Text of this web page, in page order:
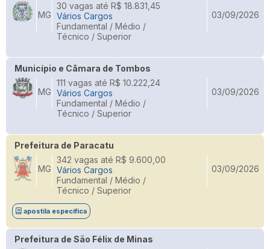
MG
30 vagas até R$ 18.831,45
Vários Cargos
Fundamental / Médio /
Técnico / Superior
03/09/2026
Município e Câmara de Tombos
MG
111 vagas até R$ 10.222,24
Vários Cargos
Fundamental / Médio /
Técnico / Superior
03/09/2026
Prefeitura de Paracatu
MG
342 vagas até R$ 9.600,00
Vários Cargos
Fundamental / Médio /
Técnico / Superior
03/09/2026
apostila específica
Prefeitura de São Félix de Minas